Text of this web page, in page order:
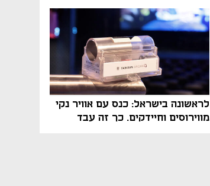
הממשלה תיפול"
לראשונה בישראל: כנס עם אוויר נקי
מווירוסים וחיידקים. כך זה עבד